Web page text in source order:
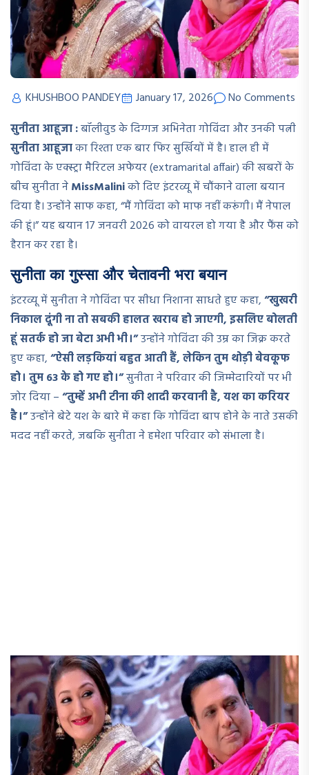
KHUSHBOO PANDEY January 17, 2026
No Comments
सुनीता आहूजा :बॉलीवुड के दिग्गज अभिनेता गोविंदा और उनकी पत्नी
सुनीता आहूजाका रिश्ता एक बार फिर सुर्खियों में है। हाल ही में
गोविंदा के एक्स्ट्रा मैरिटल अफेयर (extramarital affair) की खबरों के
बीच सुनीता नेMissMaliniको दिए इंटरव्यू में चौंकाने वाला बयान
दिया है। उन्होंने साफ कहा, “मैं गोविंदा को माफ नहीं करूंगी। मैं नेपाल
की हूं।” यह बयान 17 जनवरी 2026 को वायरल हो गया है और फैंस को
हैरान कर रहा है।
सुनीता का गुस्सा और चेतावनी भरा बयान
इंटरव्यू में सुनीता ने गोविंदा पर सीधा निशाना साधते हुए कहा,“खुखरी
निकाल दूंगी ना तो सबकी हालत खराब हो जाएगी, इसलिए बोलती
हूं सतर्क हो जा बेटा अभी भी।”उन्होंने गोविंदा की उम्र का जिक्र करते
हुए कहा,“ऐसी लड़कियां बहुत आती हैं, लेकिन तुम थोड़ी बेवकूफ
हो। तुम 63 के हो गए हो।”सुनीता ने परिवार की जिम्मेदारियों पर भी
जोर दिया –“तुम्हें अभी टीना की शादी करवानी है, यश का करियर
है।”उन्होंने बेटे यश के बारे में कहा कि गोविंदा बाप होने के नाते उसकी
मदद नहीं करते, जबकि सुनीता ने हमेशा परिवार को संभाला है।